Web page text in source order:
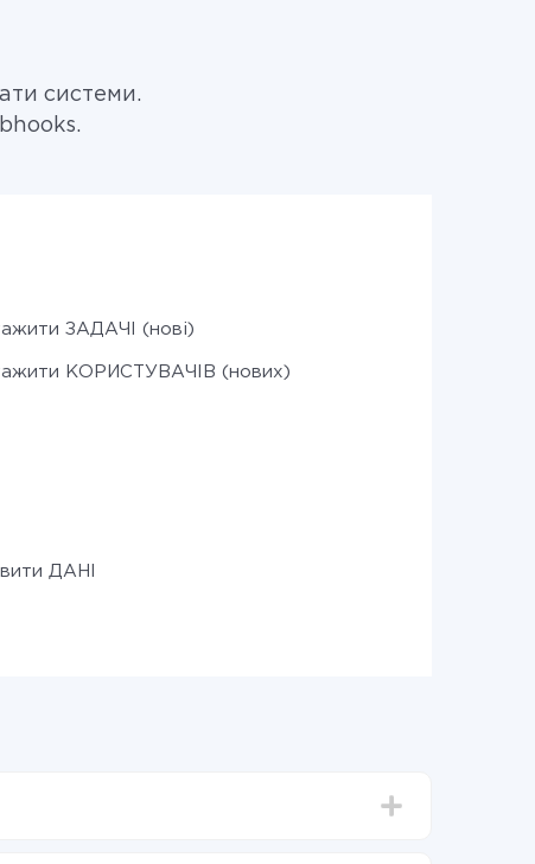
системи.
ЗАДАЧІ (нові)
КОРИСТУВАЧІВ (нових)
ДАНІ